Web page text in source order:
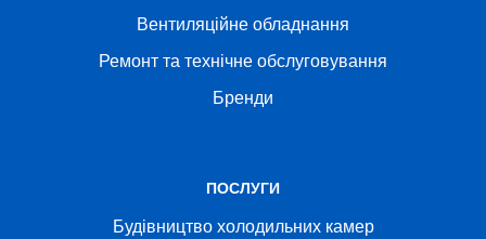
Вентиляційне обладнання
Ремонт та технічне обслуговування
Бренди
ПОСЛУГИ
Будівництво холодильних камер